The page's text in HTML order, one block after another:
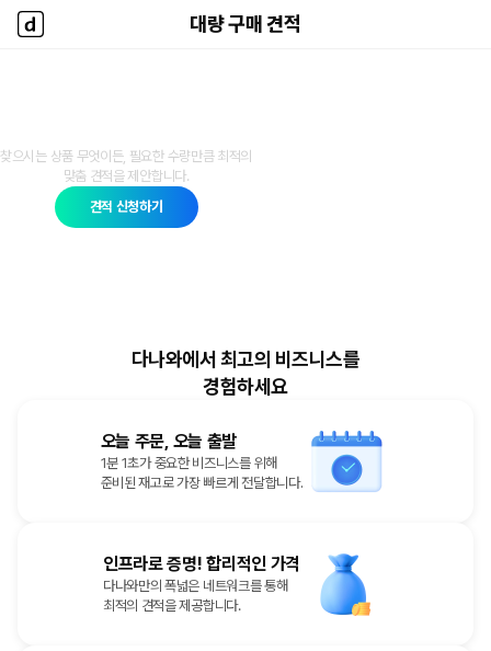
대량 구매 견적
다나와 홈
대량 구매 견적
찾으시는 상품 무엇이든, 필요한 수량만큼 최적의
맞춤 견적을 제안합니다.
견적 신청하기
다나와에서 최고의 비즈니스를
경험하세요
오늘 주문, 오늘 출발
1분 1초가 중요한 비즈니스를 위해
준비된 재고로 가장 빠르게 전달합니다.
인프라로 증명! 합리적인 가격
다나와만의 폭넓은 네트워크를 통해
최적의 견적을 제공합니다.